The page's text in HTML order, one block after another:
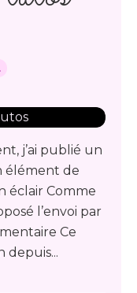
j’ai publié un
élément de
éclair Comme
l’envoi par
Ce
depuis...